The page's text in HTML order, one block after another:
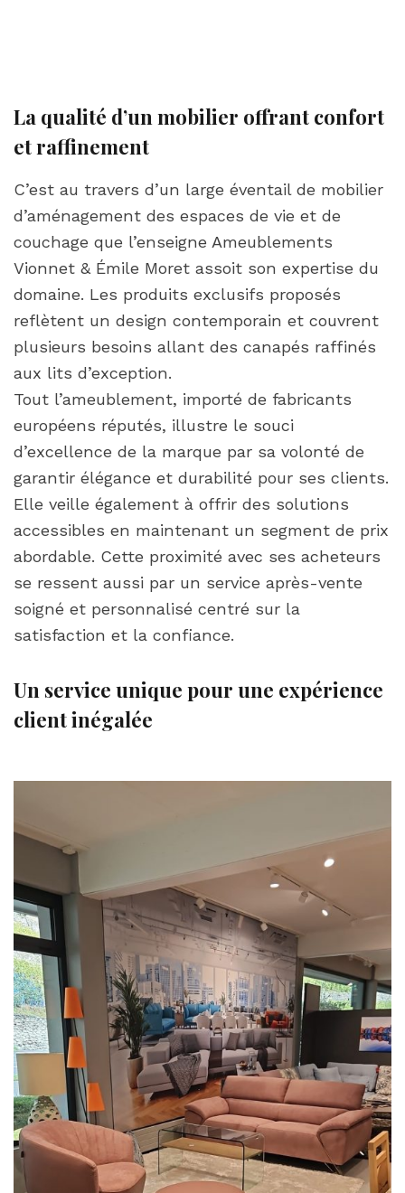
La qualité d’un mobilier offrant confort
et raffinement
C’est au travers d’un large éventail de mobilier
d’aménagement des espaces de vie et de
couchage que l’enseigne Ameublements
Vionnet & Émile Moret assoit son expertise du
domaine. Les produits exclusifs proposés
reflètent un design contemporain et couvrent
plusieurs besoins allant des canapés raffinés
aux lits d’exception.
Tout l’ameublement, importé de fabricants
européens réputés, illustre le souci
d’excellence de la marque par sa volonté de
garantir élégance et durabilité pour ses clients.
Elle veille également à offrir des solutions
accessibles en maintenant un segment de prix
abordable. Cette proximité avec ses acheteurs
se ressent aussi par un service après-vente
soigné et personnalisé centré sur la
satisfaction et la confiance.
Un service unique pour une expérience
client inégalée